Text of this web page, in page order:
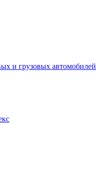
и грузовых автомобилей